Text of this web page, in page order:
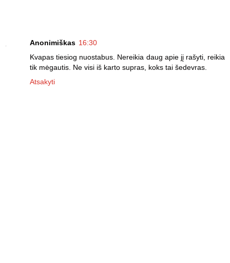
Anonimiškas 16:30
Kvapas tiesiog nuostabus. Nereikia daug apie jį rašyti, reikia
tik mėgautis. Ne visi iš karto supras, koks tai šedevras.
Atsakyti